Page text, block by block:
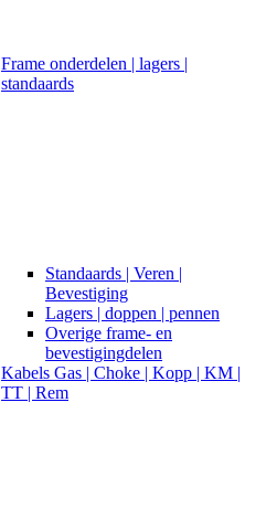
Frame onderdelen | lagers |
standaards
Standaards | Veren |
Bevestiging
Lagers | doppen | pennen
Overige frame- en
bevestigingdelen
Kabels Gas | Choke | Kopp | KM |
TT | Rem